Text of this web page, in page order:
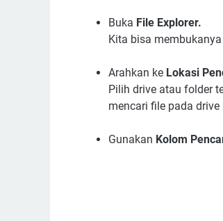
Buka File Explorer.
Kita bisa
Arahkan ke Lokasi
Pilih drive atau folder
mencari file pada drive
Gunakan Kolom